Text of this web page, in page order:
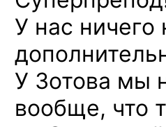
У нас ничего
У Зотова мы
вообще, что